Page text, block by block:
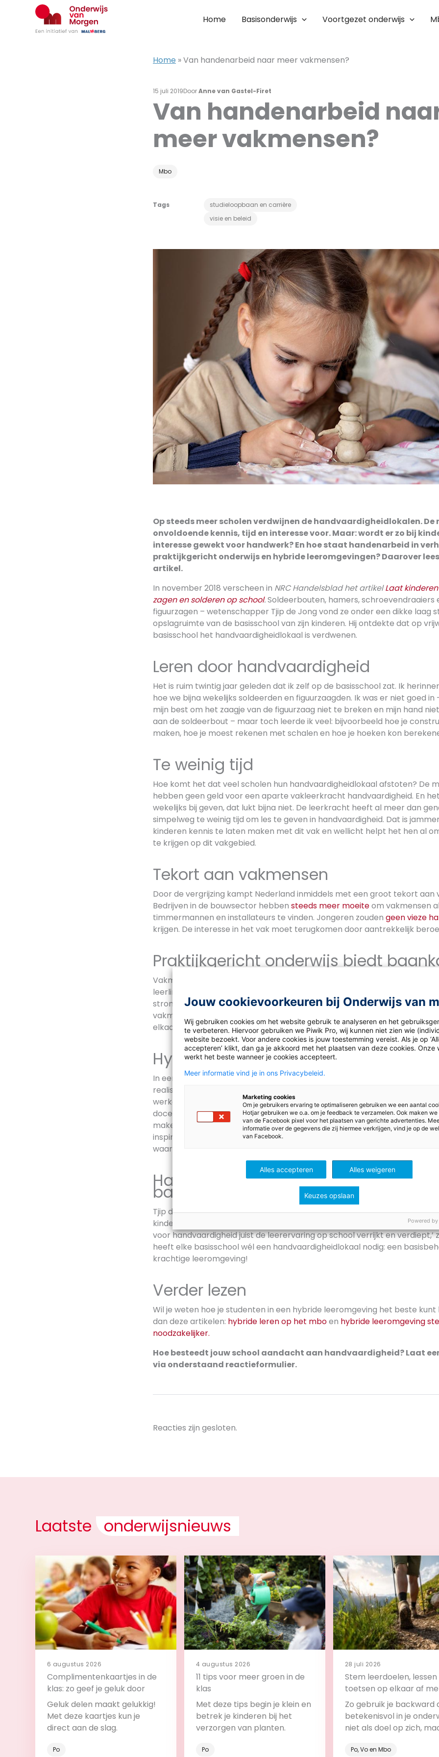
Home Basisonderwijs Voortgezet onderwijs
Home »Van handenarbeid naar meer vakmensen?
15 juli 2019DoorAnne van Gastel-Firet
Mbo
Tags
studieloopbaan en carrière
visie en beleid
Van handenarbeid
meer vakmensen?
Op steeds meer scholen verdwijnen de handvaardigheidlokalen. De
onvoldoende kennis, tijd en interesse voor. Maar: wordt er zo bij
interesse gewekt voor handwerk? En hoe staat handenarbeid in
praktijkgericht onderwijs en hybride leeromgevingen? Daarover
artikel.
In november 2018 verscheen in NRC Handelsblad het artikelLaat
zagen en solderen op school.Soldeerbouten, hamers, schroevendraaiers
figuurzagen – wetenschapper Tjip de Jong vond ze onder een dikke laag
opslagruimte van de basisschool van zijn kinderen. Hij ontdekte dat op
basisschool het handvaardigheidlokaal is verdwenen.
Leren door handvaardigheid
Het is ruim twintig jaar geleden dat ik zelf op de basisschool zat. Ik
hoe we bijna wekelijks soldeerden en figuurzaagden. Ik was er niet goed in
mijn best om het zaagje van de figuurzaag niet te breken en mijn hand
aan de soldeerbout – maar toch leerde ik veel: bijvoorbeeld hoe je
maken, hoe je moest rekenen met schalen en hoe je hoeken kon
Te weinig tijd
Hoe komt het dat veel scholen hun handvaardigheidlokaal afstoten? De
hebben geen geld voor een aparte vakleerkracht handvaardigheid. En
wekelijks bij geven, dat lukt bijna niet. De leerkracht heeft al meer dan
simpelweg te weinig tijd om les te geven in handvaardigheid. Dat is
kinderen kennis te laten maken met dit vak en wellicht helpt het hen al
te krijgen op dit vakgebied.
Tekort aan vakmensen
Door de vergrijzing kampt Nederland inmiddels met een groot tekort aan
Bedrijven in de bouwsector hebben steeds meer moeiteom vakmensen
timmermannen en installateurs te vinden. Jongeren zouden geen vieze
krijgen. De interesse in het vak moet terugkomen door aantrekkelijk
Praktijkgericht onderwijs biedt
Vakmensen worden veelal opgeleid via praktijkgericht onderwijs. Na de
leerlingen bijvoorbeeld een vmbo-beroepsgerichte of
stromen daarna door naar het mbo. Uitonderzoekblijkt dat
vakmensen de beste baankansen hebben. Daarom zijn leren en werken
elkaar verbonden op het mbo in de vorm vanhybride leeromgevingen.
Hybride leeromgevingen
In een hybride leeromgeving worden leren, werken en innoveren
realistische beroepspraktijk. ‘Zo’n omgeving, die niet alleen ruimte biedt
werken, maar ook voor onderzoeken en experimenten, vergroot de
docenten,’ aldusHevo
. Als het bedrijfsleven dan ook nog uitdagende
maken zowel de docent als de hybride leeromgeving het praktijkonderwijs
inspirerend. Hevo: ‘Uiteindelijk levert deze ontwikkeling de
waar het Nederlandse bedrijfsleven zoveel behoefte aan heeft.’
Handvaardigheidslokaal voor elke
basisschool
Tjip de Jong vindt dat basisscholen meer handvaardigheid moeten
kinderen later opgeleid worden tot vakmensen. ‘Je zou denken dat meer
voor handvaardigheid juist de leerervaring op school verrijkt en verdiept,’
heeft elke basisschool wél een handvaardigheidlokaal nodig: een
krachtige leeromgeving!
Verder lezen
Wil je weten hoe je studenten in een hybride leeromgeving het beste kunt
dan deze artikelen: hybride leren op het mboen hybride leeromgeving
noodzakelijker.
Hoe besteedt jouw school aandacht aan handvaardigheid? Laat
via onderstaand reactieformulier.
Reacties zijn gesloten.
Laatste onderwijsnieuws
6 augustus 2026
Complimentenkaartjes in de
klas: zo geef je geluk door
Geluk delen maakt gelukkig!
Met deze kaartjes kun je
direct aan de slag.
Po
4 augustus 2026
11 tips voor meer groen in de
klas
Met deze tips begin je klein en
betrek je kinderen bij het
verzorgen van planten.
Po
28 juli 2026
Stem leerdoelen, lessen
toetsen op elkaar af
backward design
Zo gebruik je backward
betekenisvol in je
niet als doel op zich,
Po, Vo en Mbo
Jouw cookievoorkeuren bij Onderwijs van
Wij gebruiken cookies om het website gebruik te analyseren en het
te verbeteren. Hiervoor gebruiken we Piwik Pro, wij kunnen niet zien wie
website bezoekt. Voor andere cookies is jouw toestemming vereist. Als je op
accepteren’ klikt, dan ga je akkoord met het plaatsen van deze cookies. Onze
werkt het beste wanneer je cookies accepteert.
Meer informatie vind je in ons Privacybeleid.
Marketing cookies
Om je gebruikers ervaring te optimaliseren gebruiken we een aantal
Hotjar gebruiken we o.a. om je feedback te verzamelen. Ook maken we
van de Facebook pixel voor het plaatsen van gerichte advertenties.
informatie over de gegevens die zij hiermee verkrijgen, vind je op de
van Facebook.
Alles accepteren Alles weigeren
Keuzes opslaan
Powered by